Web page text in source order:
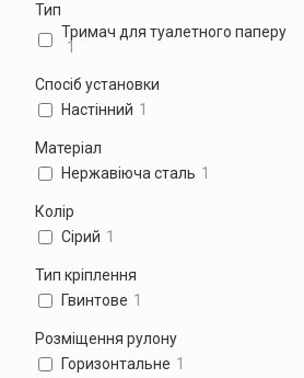
Тип
Тримач для туалетного паперу
1
Спосіб установки
Настінний 1
Матеріал
Нержавіюча сталь 1
Колір
Сірий 1
Тип кріплення
Гвинтове 1
Розміщення рулону
Горизонтальне 1